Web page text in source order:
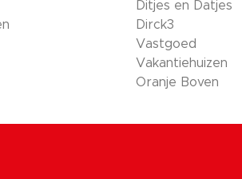
Ditjes en Datjes
Dirck3
Vastgoed
Vakantiehuizen
Oranje Boven